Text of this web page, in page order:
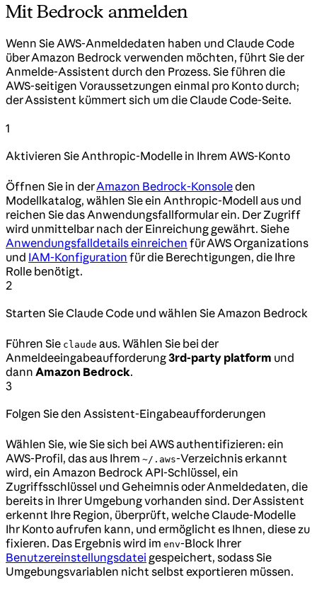
Mit Bedrock anmelden
Wenn Sie AWS-Anmeldedaten haben und Claude Code
über Amazon Bedrock verwenden möchten, führt Sie der
Anmelde-Assistent durch den Prozess. Sie führen die
AWS-seitigen Voraussetzungen einmal pro Konto durch;
der Assistent kümmert sich um die Claude Code-Seite.
1
Aktivieren Sie Anthropic-Modelle in Ihrem AWS-Konto
Öffnen Sie in derAmazon Bedrock-Konsoleden
Modellkatalog, wählen Sie ein Anthropic-Modell aus und
reichen Sie das Anwendungsfallformular ein. Der Zugriff
wird unmittelbar nach der Einreichung gewährt. Siehe
Anwendungsfalldetails einreichen für AWS Organizations
und IAM-Konfiguration für die Berechtigungen, die Ihre
Rolle benötigt.
2
Starten Sie Claude Code und wählen Sie Amazon Bedrock
Führen Sie claude aus. Wählen Sie bei der
Anmeldeeingabeaufforderung3rd-party platform und
dann Amazon Bedrock.
3
Folgen Sie den Assistent-Eingabeaufforderungen
Wählen Sie, wie Sie sich bei AWS authentifizieren: ein
AWS-Profil, das aus Ihrem ~/.aws-Verzeichnis erkannt
wird, ein Amazon Bedrock API-Schlüssel, ein
Zugriffsschlüssel und Geheimnis oder Anmeldedaten, die
bereits in Ihrer Umgebung vorhanden sind. Der Assistent
erkennt Ihre Region, überprüft, welche Claude-Modelle
Ihr Konto aufrufen kann, und ermöglicht es Ihnen, diese zu
fixieren. Das Ergebnis wird im env-Block Ihrer
Benutzereinstellungsdatei gespeichert, sodass Sie
Umgebungsvariablen nicht selbst exportieren müssen.